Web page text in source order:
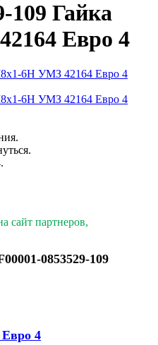
109 Гайка
Евро 4
сайт партнеров,
0853529-109
4